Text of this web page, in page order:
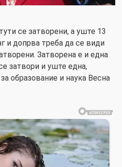
се затворени, а уште 13
и допрва треба да се види
Затворена е и една
затвори и уште една,
образование и наука Весна